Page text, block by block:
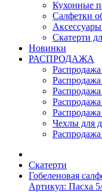
Кухонные
Салфетки
Скатерти
Новинки
РАСПРОДАЖА
Чехлы для
Скатерти
Гобеленовая
Артикул: Пасха